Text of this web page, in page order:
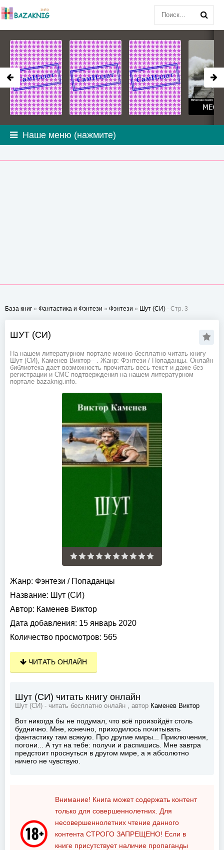
Наше меню (нажмите)
База книг » Фантастика и Фэнтези » Фэнтези » Шут (СИ) - Стр. 3
ШУТ (СИ)
На нашем литературном портале можно бесплатно читать книгу
Шут (СИ), Каменев Виктор-- . Жанр: Фэнтези / Попаданцы. Онлайн
библиотека дает возможность прочитать весь текст и даже без
регистрации и СМС подтверждения на нашем литературном
портале bazaknig.info.
Жанр: Фэнтези / Попаданцы
Название: Шут (СИ)
Автор: Каменев Виктор
Дата добавления: 15 январь 2020
Количество просмотров: 565
ЧИТАТЬ ОНЛАЙН
Шут (СИ) читать книгу онлайн
Шут (СИ) - читать бесплатно онлайн , автор Каменев Виктор
Вот никогда бы не подумал, что всё произойдёт столь
буднично. Мне, конечно, приходилось почитывать
фантастику там всякую. Про другие миры... Приключения,
погони... А тут на тебе: получи и распишись. Мне завтра
предстоит проснуться в другом мире, а я абсолютно
ничего не чувствую.
Внимание! Книга может содержать контент
только для совершеннолетних. Для
несовершеннолетних чтение данного
контента СТРОГО ЗАПРЕЩЕНО! Если в
книге присутствует наличие пропаганды